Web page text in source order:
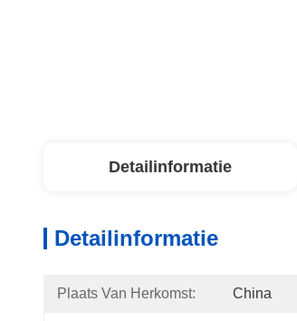
Detailinformatie
Detailinformatie
Plaats Van Herkomst: China